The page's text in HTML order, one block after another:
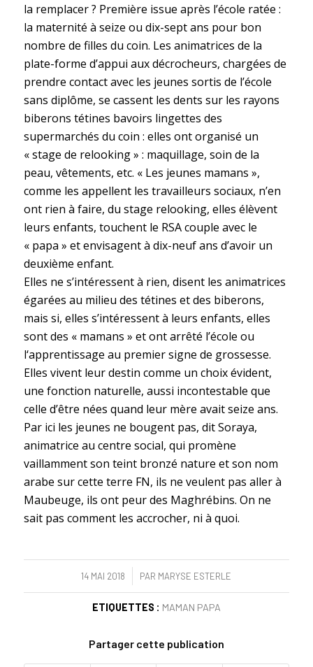
la remplacer ? Première issue après l’école ratée :
la maternité à seize ou dix-sept ans pour bon
nombre de filles du coin. Les animatrices de la
plate-forme d’appui aux décrocheurs, chargées de
prendre contact avec les jeunes sortis de l’école
sans diplôme, se cassent les dents sur les rayons
biberons tétines bavoirs lingettes des
supermarchés du coin : elles ont organisé un
« stage de relooking » : maquillage, soin de la
peau, vêtements, etc. « Les jeunes mamans »,
comme les appellent les travailleurs sociaux, n’en
ont rien à faire, du stage relooking, elles élèvent
leurs enfants, touchent le RSA couple avec le
« papa » et envisagent à dix-neuf ans d’avoir un
deuxième enfant.
Elles ne s’intéressent à rien, disent les animatrices
égarées au milieu des tétines et des biberons,
mais si, elles s’intéressent à leurs enfants, elles
sont des « mamans » et ont arrêté l’école ou
l‘apprentissage au premier signe de grossesse.
Elles vivent leur destin comme un choix évident,
une fonction naturelle, aussi incontestable que
celle d’être nées quand leur mère avait seize ans.
Par ici les jeunes ne bougent pas, dit Soraya,
animatrice au centre social, qui promène
vaillamment son teint bronzé nature et son nom
arabe sur cette terre FN, ils ne veulent pas aller à
Maubeuge, ils ont peur des Maghrébins. On ne
sait pas comment les accrocher, ni à quoi.
14 MAI 2018
/ PAR MARYSE ESTERLE
ETIQUETTES : MAMAN PAPA
Partager cette publication